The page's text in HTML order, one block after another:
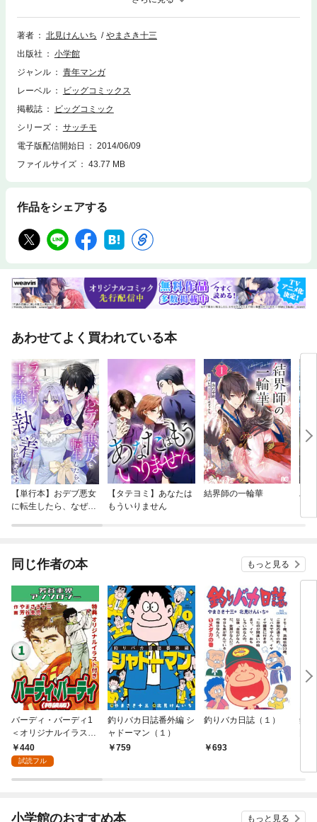
モ監督が聞いたのは、「来季もお願いしたい」という言葉だった。しか
も、あの広川GMも率先してサッチモ監督の続投を支持したという。まる
でキツネにつままれたようなサッチモではあったが、なにはともあれ、無
著者 北見けんいち
やまさき十三
出版社
小学館
ジャンル
青年マンガ
レーベル
ビッグコミックス
掲載誌
ビッグコミック
シリーズ
サッチモ
電子版配信開始日
2014/06/09
ファイルサイズ
43.77 MB
作品をシェアする
あわせてよく買われている本
【単行本】おデブ悪女
に転生したら、なぜか
【タテヨミ】あなたは
もういりません
結界師の一輪華
バ
今
同じ作者の本 もっと見る
バーディ・バーディ1
＜オリジナルイラスト
付き特装版＞・芳谷圭
児アンソロジー
440
試読フル
釣りバカ日誌番外編 シ
ャドーマン（１）
759
釣りバカ日誌（１）
693
釣
小学館のおすすめ本 もっと見る